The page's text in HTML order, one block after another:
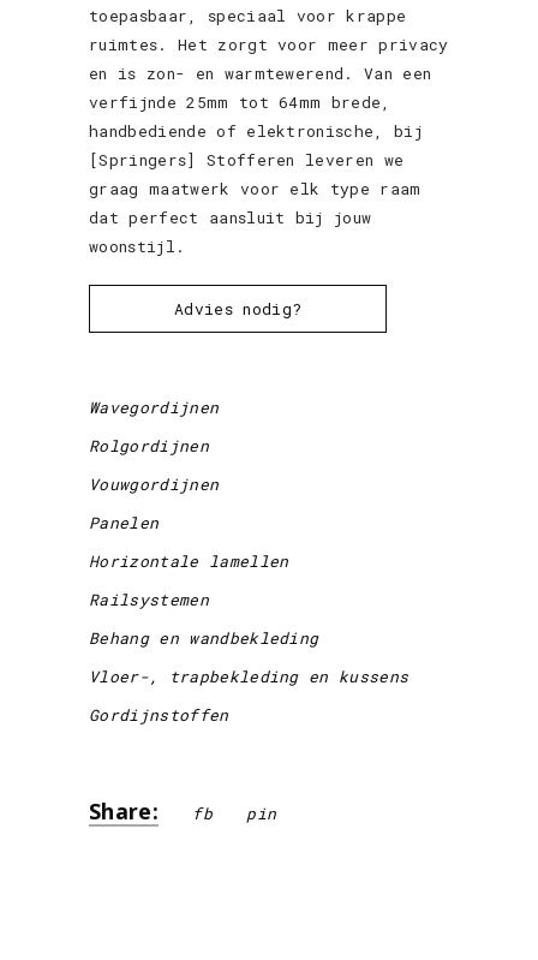
toepasbaar, speciaal voor krappe
ruimtes. Het zorgt voor meer privacy
en is zon- en warmtewerend. Van een
verfijnde 25mm tot 64mm brede,
handbediende of elektronische, bij
[Springers] Stofferen leveren we
graag maatwerk voor elk type raam
dat perfect aansluit bij jouw
woonstijl.
Advies nodig?
Wavegordijnen
Rolgordijnen
Vouwgordijnen
Panelen
Horizontale lamellen
Railsystemen
Behang en wandbekleding
Vloer-, trapbekleding en kussens
Gordijnstoffen
Share: fb pin